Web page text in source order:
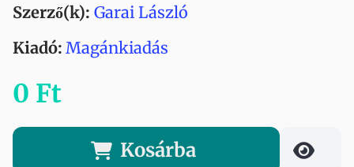
Szerző(k): Garai László
Kiadó: Magánkiadás
0 Ft
Kosárba